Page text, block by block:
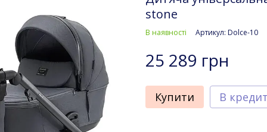
stone
В наявності Артикул: Dolce-10
25 289 грн
Купити В